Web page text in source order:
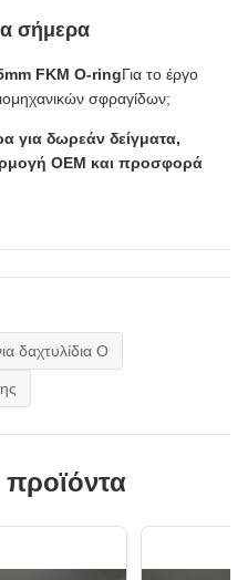
σήμερα
FKM O-ringΓια το έργο
σφραγίδων;
για δωρεάν δείγματα,
OEM και προσφορά
δαχτυλίδια Ο
προϊόντα